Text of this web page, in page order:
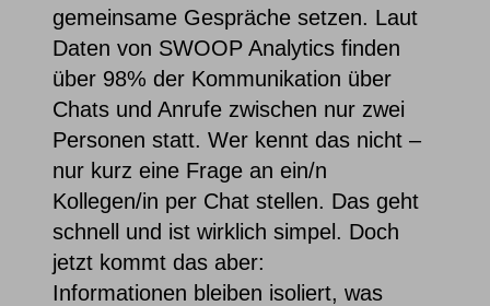
gemeinsame Gespräche setzen. Laut
Daten von SWOOP Analytics finden
über 98% der Kommunikation über
Chats und Anrufe zwischen nur zwei
Personen statt. Wer kennt das nicht –
nur kurz eine Frage an ein/n
Kollegen/in per Chat stellen. Das geht
schnell und ist wirklich simpel. Doch
jetzt kommt das aber:
Informationen bleiben isoliert, was